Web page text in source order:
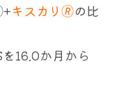
キスカリ🄬の比
16.0か月から